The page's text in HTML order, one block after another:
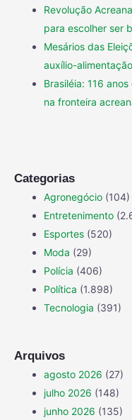
Revolução
para escolher ser
Mesários das
auxílio-
Brasiléia: 116
na fronteira
Categorias
Agronegócio (104)
Entretenimento
Esportes (520)
Moda (29)
Polícia (406)
Política (1.898)
Tecnologia (391)
Arquivos
agosto 2026 (27)
julho 2026 (148)
junho 2026 (135)